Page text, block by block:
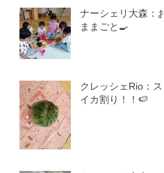
ナーシェリ大森：お
ままごと🍳
クレッシェRio：ス
イカ割り！！🍉